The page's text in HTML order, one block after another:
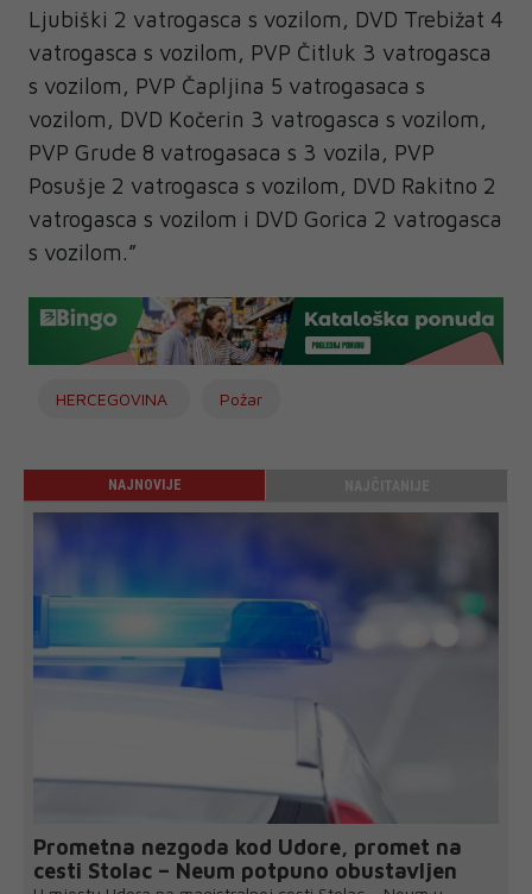
Ljubiški 2 vatrogasca s vozilom, DVD Trebižat 4
vatrogasca s vozilom, PVP Čitluk 3 vatrogasca
s vozilom, PVP Čapljina 5 vatrogasaca s
vozilom, DVD Kočerin 3 vatrogasca s vozilom,
PVP Grude 8 vatrogasaca s 3 vozila, PVP
Posušje 2 vatrogasca s vozilom, DVD Rakitno 2
vatrogasca s vozilom i DVD Gorica 2 vatrogasca
s vozilom.”
HERCEGOVINA Požar
NAJNOVIJE
Prometna nezgoda kod Udore, promet na
cesti Stolac – Neum potpuno obustavljen